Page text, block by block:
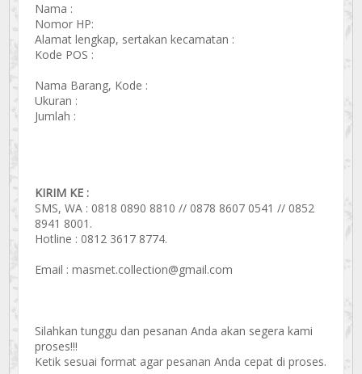
Nama :
Nomor HP:
Alamat lengkap, sertakan kecamatan :
Kode POS :
Nama Barang, Kode :
Ukuran :
Jumlah :
KIRIM KE :
SMS, WA : 0818 0890 8810 // 0878 8607 0541 // 0852
8941 8001.
Hotline : 0812 3617 8774.
Email : masmet.collection@gmail.com
Silahkan tunggu dan pesanan Anda akan segera kami
proses!!!
Ketik sesuai format agar pesanan Anda cepat di proses.